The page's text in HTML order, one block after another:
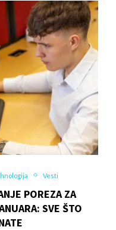
Vesti
POREZA ZA
SVE ŠTO